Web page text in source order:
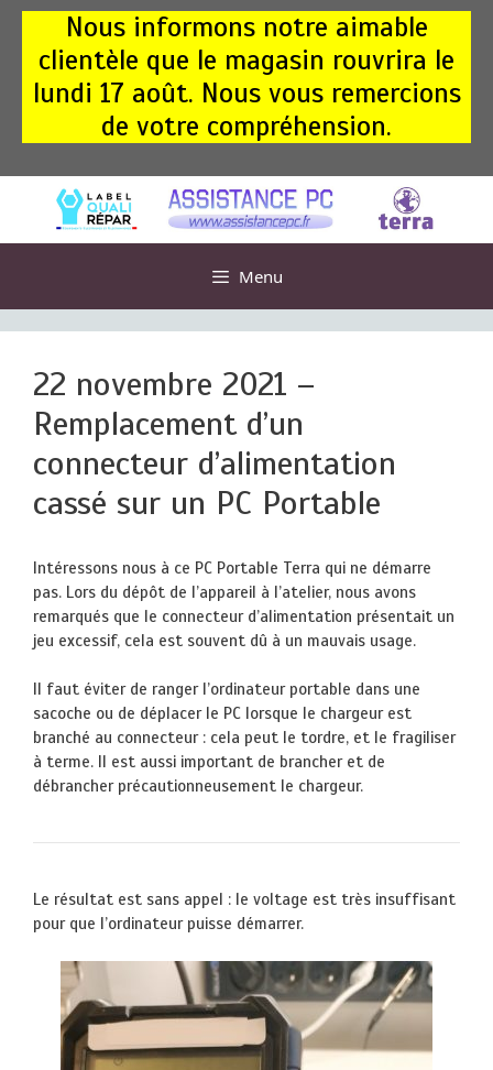
Aller
contenu
Nous informons notre aimable
clientèle que le magasin rouvrira le
lundi 17 août. Nous vous remercions
de votre compréhension.
Menu
22 novembre 2021 –
Remplacement d’un
connecteur d’alimentation
cassé sur un PC Portable
Intéressons nous à ce PC Portable Terra qui ne démarre
pas. Lors du dépôt de l’appareil à l’atelier, nous avons
remarqués que le connecteur d’alimentation présentait un
jeu excessif, cela est souvent dû à un mauvais usage.
Il faut éviter de ranger l’ordinateur portable dans une
sacoche ou de déplacer le PC lorsque le chargeur est
branché au connecteur : cela peut le tordre, et le fragiliser
à terme. Il est aussi important de brancher et de
débrancher précautionneusement le chargeur.
Le résultat est sans appel : le voltage est très insuffisant
pour que l’ordinateur puisse démarrer.